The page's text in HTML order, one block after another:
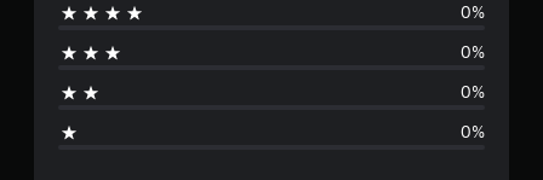
n
0%
0%
0%
0%